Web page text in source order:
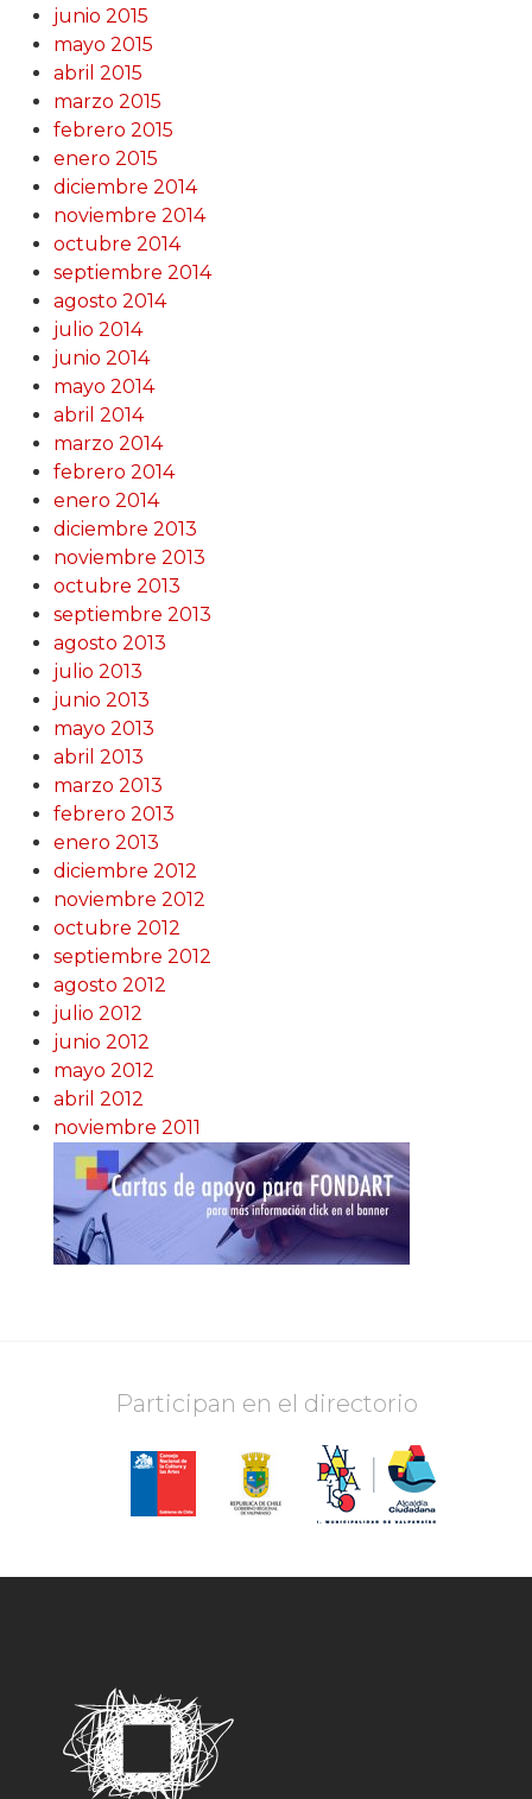
junio 2015
mayo 2015
abril 2015
marzo 2015
febrero 2015
enero 2015
diciembre 2014
noviembre 2014
octubre 2014
septiembre 2014
agosto 2014
julio 2014
junio 2014
mayo 2014
abril 2014
marzo 2014
febrero 2014
enero 2014
diciembre 2013
noviembre 2013
octubre 2013
septiembre 2013
agosto 2013
julio 2013
junio 2013
mayo 2013
abril 2013
marzo 2013
febrero 2013
enero 2013
diciembre 2012
noviembre 2012
octubre 2012
septiembre 2012
agosto 2012
julio 2012
junio 2012
mayo 2012
abril 2012
noviembre 2011
Participan en el directorio